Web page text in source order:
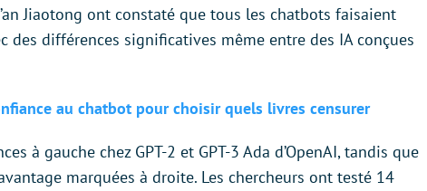
Jiaotong ont constaté que tous les chatbots faisaient
différences significatives même entre des IA conçues
au chatbot pour choisir quels livres censurer
à gauche chez GPT-2 et GPT-3 Ada d’OpenAI, tandis que
marquées à droite. Les chercheurs ont testé 14